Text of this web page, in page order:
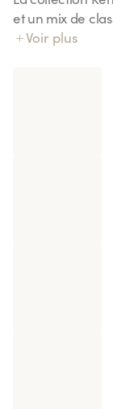
et un mix de
Notre riz Kenko
Voir plus